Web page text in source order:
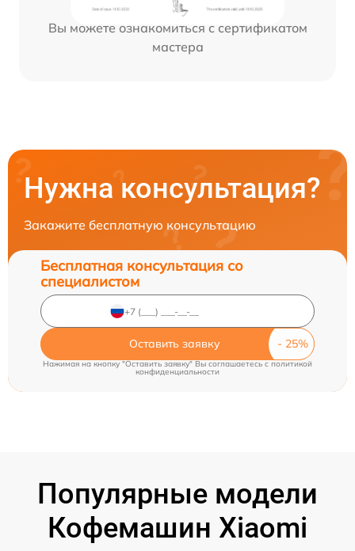
Вы можете ознакомиться с сертификатом
мастера
Нужна консультация?
Закажите бесплатную консультацию
Бесплатная консультация со
специалистом
Оставить заявку
Нажимая на кнопку "Оставить заявку" Вы соглашаетесь c политикой
конфиденциальности
Популярные модели
Кофемашин Xiaomi